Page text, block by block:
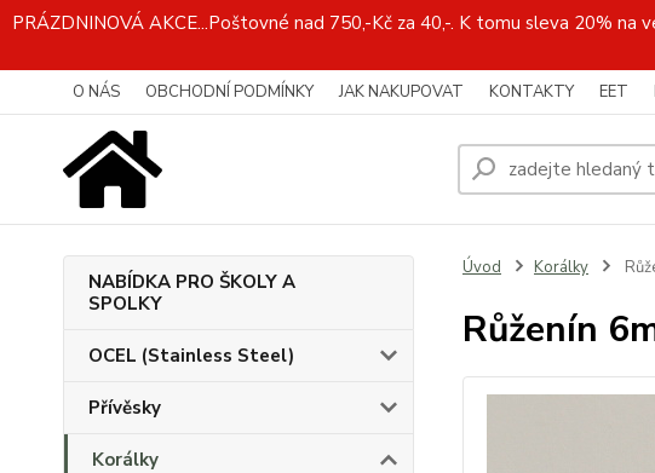
PRÁZDNINOVÁ AKCE...Poštovné nad 750,-Kč za 40,-. K tomu sleva 20%
O NÁS OBCHODNÍ PODMÍNKY JAK NAKUPOVAT KONTAKTY EET
NABÍDKA PRO ŠKOLY A
SPOLKY
OCEL (Stainless Steel)
Přívěsky
Korálky
Úvod Korálky
Růženín